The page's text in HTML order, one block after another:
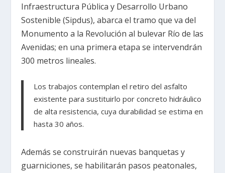
Infraestructura Pública y Desarrollo Urbano
Sostenible (Sipdus), abarca el tramo que va del
Monumento a la Revolución al bulevar Río de las
Avenidas; en una primera etapa se intervendrán
300 metros lineales.
Los trabajos contemplan el retiro del asfalto
existente para sustituirlo por concreto hidráulico
de alta resistencia, cuya durabilidad se estima en
hasta 30 años.
Además se construirán nuevas banquetas y
guarniciones, se habilitarán pasos peatonales,